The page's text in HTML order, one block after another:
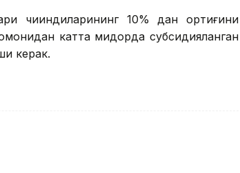
чиқиндиларининг 10% дан ортиғини
катта миқдорда субсидияланган
керак.